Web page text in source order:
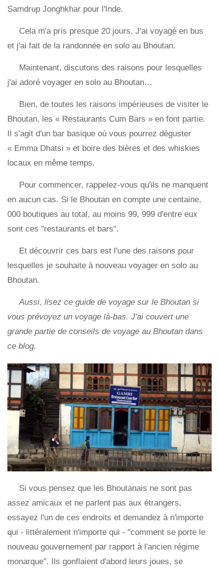
Samdrup Jonghkhar pour l'Inde.
Cela m'a pris presque 20 jours. J'ai voyagé en bus
et j'ai fait de la randonnée en solo au Bhoutan.
Maintenant, discutons des raisons pour lesquelles
j'ai adoré voyager en solo au Bhoutan…
Bien, de toutes les raisons impérieuses de visiter le
Bhoutan, les « Restaurants Cum Bars » en font partie.
Il s'agit d'un bar basique où vous pourrez déguster
« Emma Dhatsi » et boire des bières et des whiskies
locaux en même temps.
Pour commencer, rappelez-vous qu'ils ne manquent
en aucun cas. Si le Bhoutan en compte une centaine,
000 boutiques au total, au moins 99, 999 d'entre eux
sont ces "restaurants et bars".
Et découvrir ces bars est l'une des raisons pour
lesquelles je souhaite à nouveau voyager en solo au
Bhoutan.
Aussi, lisez ce guide de voyage sur le Bhoutan si
vous prévoyez un voyage là-bas. J'ai couvert une
grande partie de conseils de voyage au Bhoutan dans
ce blog.
Si vous pensez que les Bhoutanais ne sont pas
assez amicaux et ne parlent pas aux étrangers,
essayez l'un de ces endroits et demandez à n'importe
qui - littéralement n'importe qui - "comment se porte le
nouveau gouvernement par rapport à l'ancien régime
monarque". Ils gonflaient d'abord leurs joues, se